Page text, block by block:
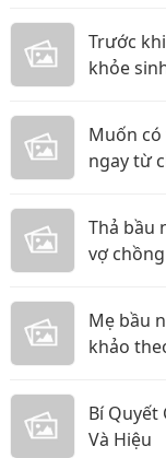
Trước
khỏe
Muốn
ngay từ
Thả bầu
vợ
Mẹ bầu
khảo
Bí Quyết
Và Hiệu